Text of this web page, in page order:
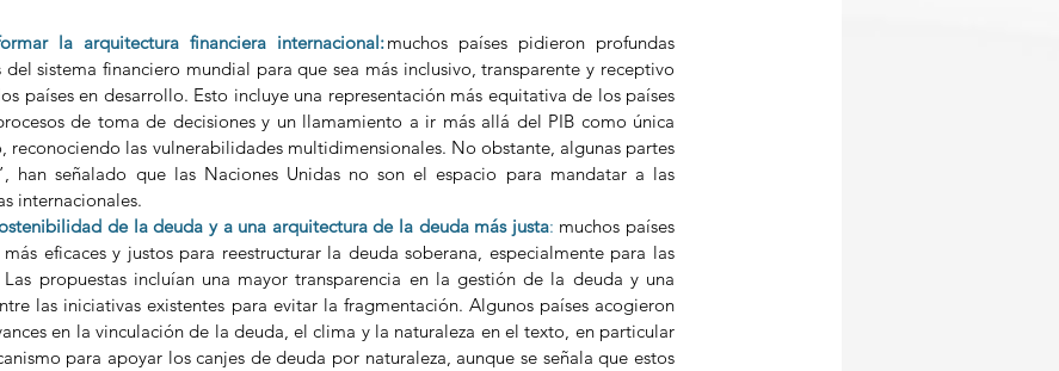
la arquitectura financiera internacional:muchos países pidieron profundas
del sistema financiero mundial para que sea más inclusivo, transparente y receptivo
países en desarrollo. Esto incluye una representación más equitativa de los países
de toma de decisiones y un llamamiento a ir más allá del PIB como única
reconociendo las vulnerabilidades multidimensionales. No obstante, algunas partes
han señalado que las Naciones Unidas no son el espacio para mandatar a las
internacionales.
de la deuda y a una arquitectura de la deuda más justa: muchos países
eficaces y justos para reestructurar la deuda soberana, especialmente para las
Las propuestas incluían una mayor transparencia en la gestión de la deuda y una
las iniciativas existentes para evitar la fragmentación. Algunos países acogieron
en la vinculación de la deuda, el clima y la naturaleza en el texto, en particular
para apoyar los canjes de deuda por naturaleza, aunque se señala que estos